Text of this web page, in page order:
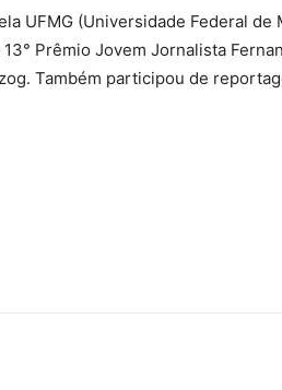
UFMG (Universidade Federal
Prêmio Jovem Jornalista
Também participou de